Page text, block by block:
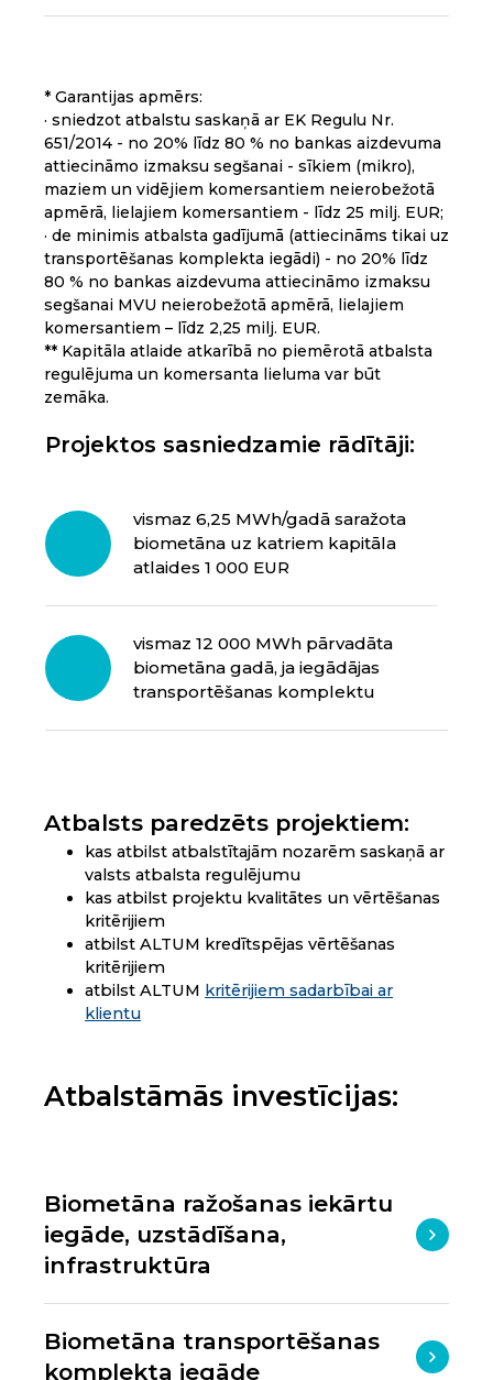
* Garantijas apmērs:
· sniedzot atbalstu saskaņā ar EK Regulu Nr.
651/2014 - no 20% līdz 80 % no bankas aizdevuma
attiecināmo izmaksu segšanai - sīkiem (mikro),
maziem un vidējiem komersantiem neierobežotā
apmērā, lielajiem komersantiem - līdz 25 milj. EUR;
· de minimis atbalsta gadījumā (attiecināms tikai uz
transportēšanas komplekta iegādi) - no 20% līdz
80 % no bankas aizdevuma attiecināmo izmaksu
segšanai MVU neierobežotā apmērā, lielajiem
komersantiem – līdz 2,25 milj. EUR.
** Kapitāla atlaide atkarībā no piemērotā atbalsta
regulējuma un komersanta lieluma var būt
zemāka.
Projektos sasniedzamie rādītāji:
vismaz 6,25 MWh/gadā saražota
biometāna uz katriem kapitāla
atlaides 1 000 EUR
vismaz 12 000 MWh pārvadāta
biometāna gadā, ja iegādājas
transportēšanas komplektu
Atbalsts paredzēts projektiem:
kas atbilst atbalstītajām nozarēm saskaņā ar
valsts atbalsta regulējumu
kas atbilst projektu kvalitātes un vērtēšanas
kritērijiem
atbilst ALTUM kredītspējas vērtēšanas
kritērijiem
atbilst ALTUM kritērijiem sadarbībai ar
klientu
Atbalstāmās investīcijas:
Biometāna ražošanas iekārtu
iegāde, uzstādīšana,
infrastruktūra
Biometāna transportēšanas
komplekta iegāde